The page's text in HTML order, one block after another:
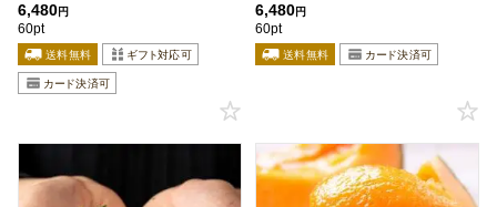
6,480円
60pt
6,480円
60pt